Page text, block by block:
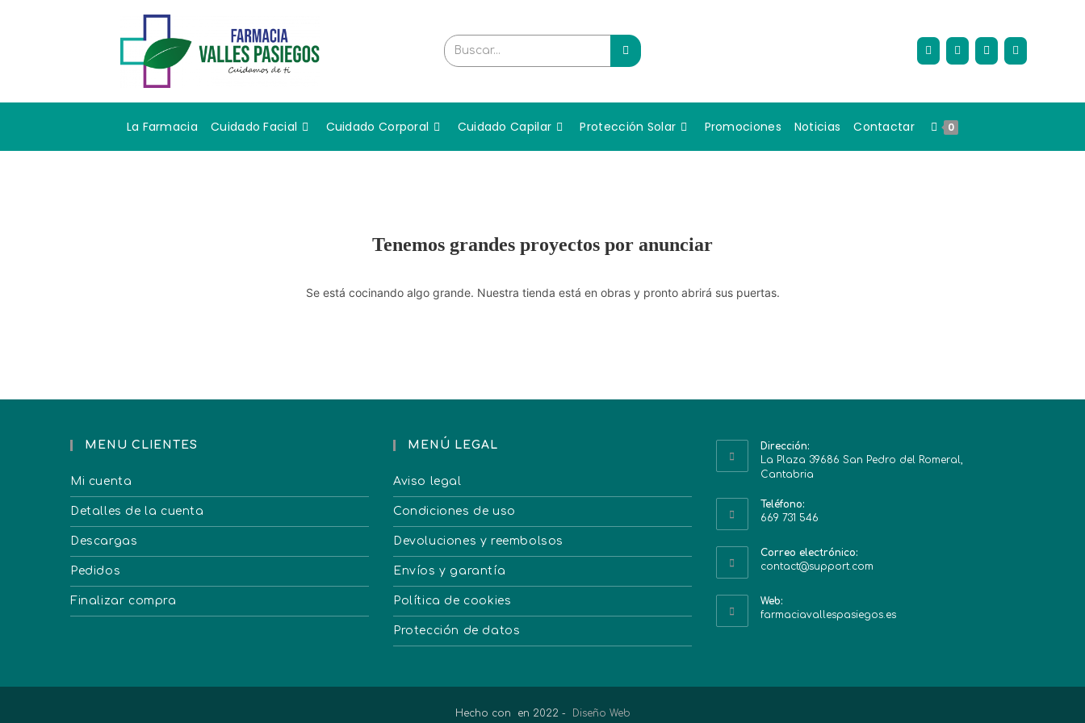
Buscar...
La Farmacia Cuidado Facial Cuidado Corporal Cuidado Capilar Protección Solar Promociones Noticias Contactar 0
Tenemos grandes proyectos por anunciar
Se está cocinando algo grande. Nuestra tienda está en obras y pronto abrirá sus puertas.
MENU CLIENTES
Mi cuenta
Detalles de la cuenta
Descargas
Pedidos
Finalizar compra
MENÚ LEGAL
Aviso legal
Condiciones de uso
Devoluciones y reembolsos
Envíos y garantía
Política de cookies
Protección de datos
Dirección:
La Plaza 39686 San Pedro del Romeral,
Cantabria
Teléfono:
669 731 546
Correo electrónico:
contact@support.com
Web:
farmaciavallespasiegos.es
Hecho con en 2022 - Diseño Web